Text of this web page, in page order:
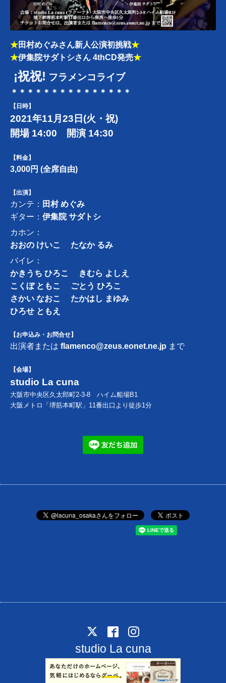
★田村めぐみさん新人公演初挑戦★
★伊集院サダトシさん 4thCD発売★
¡祝祝! フラメンコライブ
＊＊＊ ＊＊ ＊＊ ＊ ＊＊ ＊ ＊ ＊ ＊ ＊
【日時】
2021年11月23日 (火・祝)
開場14:00 開演 14:30
【料金】
3,000円 (全席自由)
【出演】
カンテ： 田村 めぐみ
ギター： 伊集院 サダトシ
カホン：
おおの けいこ たなか るみ
バイレ：
かきうち ひろこ
きむら よしえ
こくぼ ともこ
ごとう ひろこ
さかい なおこ たかはし まゆみ
ひろせ ともえ
【お申込み・お問合せ】
出演者または flamenco@zeus.eonet.ne.jp まで
【会場】
studio La cuna
大阪市中央区久太郎町2-3-8 ハイム船場B1
大阪メトロ「堺筋本町駅」11番出口より徒歩1分
studio La cuna